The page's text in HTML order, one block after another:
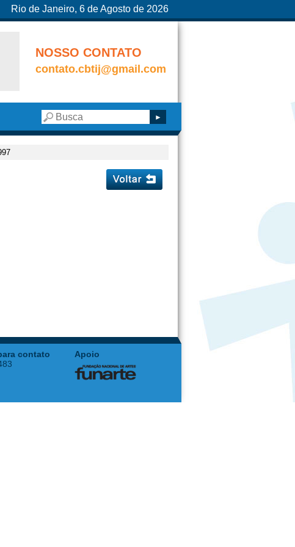
Rio de Janeiro, 6 de Agosto de 2026
NOSSO CONTATO
contato.cbtij@gmail.com
contato
Apoio